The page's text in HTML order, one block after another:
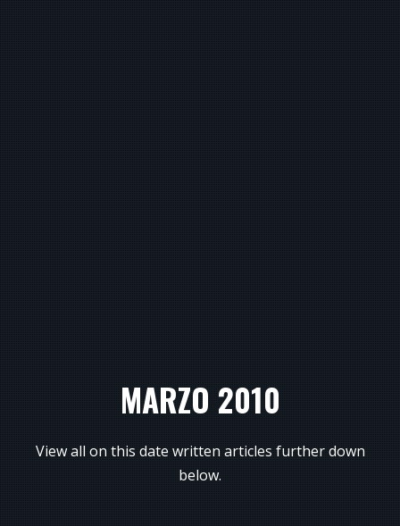
MARZO 2010
View all on this date written articles further down
below.